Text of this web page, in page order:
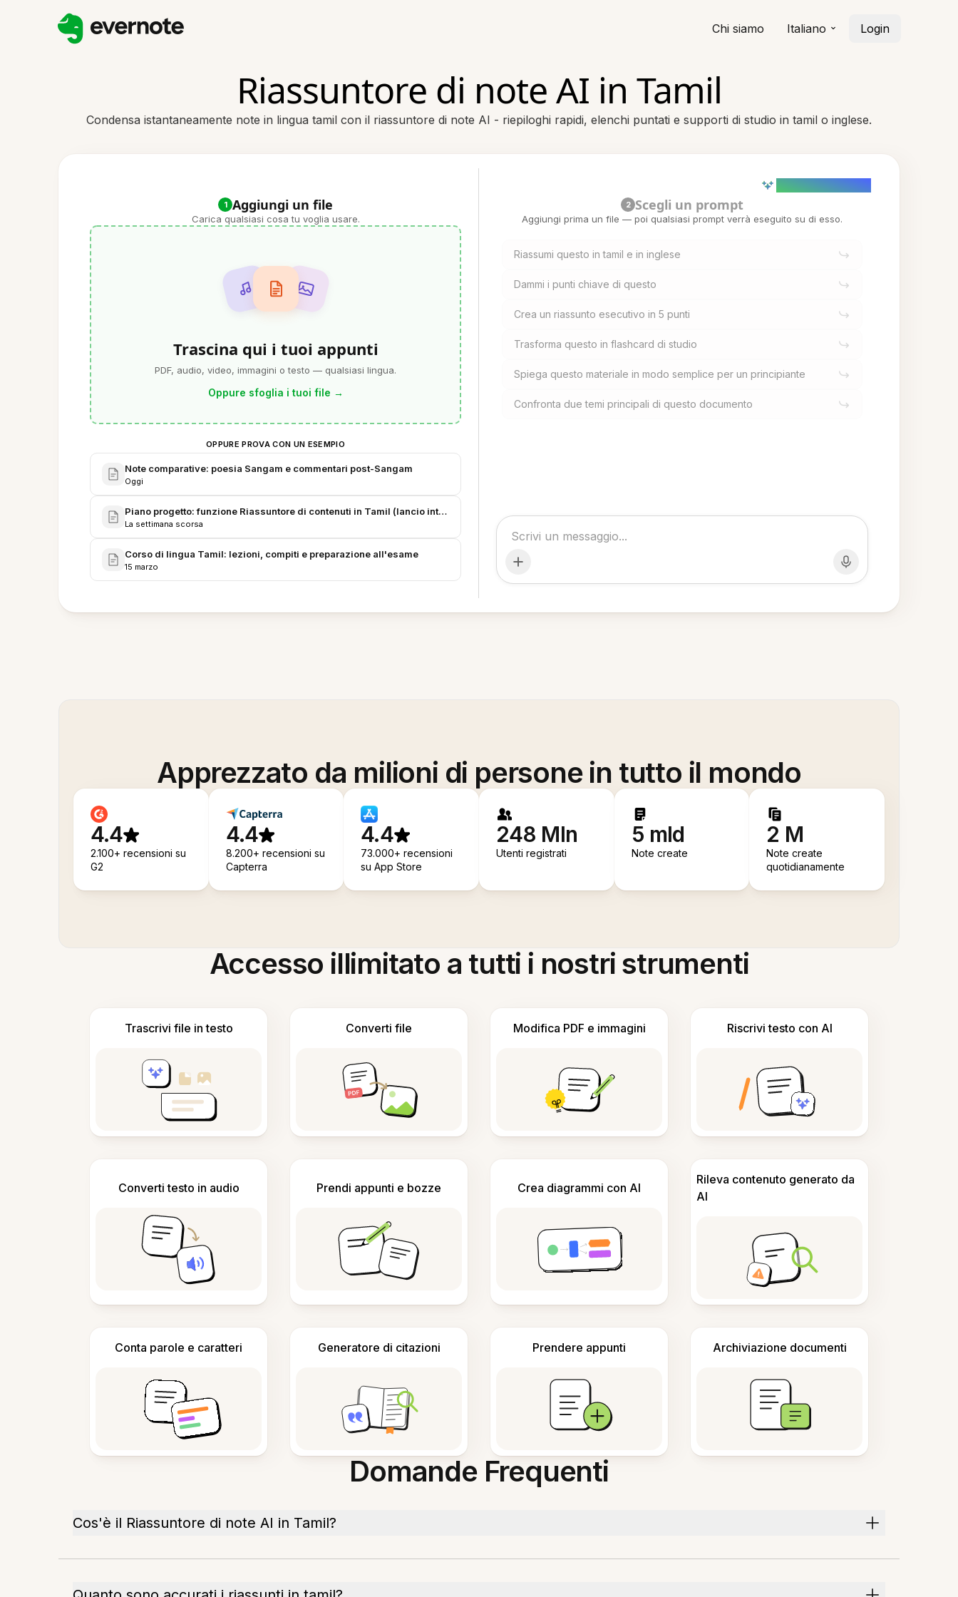
Chi siamo Italiano Login
Riassuntore di note AI in Tamil
Condensa istantaneamente note in lingua tamil con il riassuntore di note AI - riepiloghi rapidi, elenchi puntati e supporti di studio in tamil o inglese.
1 Aggiungi un file
Carica qualsiasi cosa tu voglia usare.
Trascina qui i tuoi appunti
PDF, audio, video, immagini o testo — qualsiasi lingua.
Oppure sfoglia i tuoi file →
OPPURE PROVA CON UN ESEMPIO
Note comparative: poesia Sangam e commentari post-Sangam
Oggi
Piano progetto: funzione Riassuntore di contenuti in Tamil (lancio interno)
La settimana scorsa
Corso di lingua Tamil: lezioni, compiti e preparazione all'esame
15 marzo
2 Scegli un prompt
Aggiungi prima un file — poi qualsiasi prompt verrà eseguito su di esso.
Riassumi questo in tamil e in inglese
Dammi i punti chiave di questo
Crea un riassunto esecutivo in 5 punti
Trasforma questo in flashcard di studio
Spiega questo materiale in modo semplice per un principiante
Confronta due temi principali di questo documento
Apprezzato da milioni di persone in tutto il mondo
4.4
2.100+ recensioni su
G2
4.4
8.200+ recensioni su
Capterra
4.4
73.000+ recensioni
su App Store
248 Mln
Utenti registrati
5 mld
Note create
2 M
Note create
quotidianamente
Accesso illimitato a tutti i nostri strumenti
Trascrivi file in testo Converti file Modifica PDF e immagini Riscrivi testo con AI
Converti testo in audio Prendi appunti e bozze Crea diagrammi con AI
Rileva contenuto generato da
AI
Conta parole e caratteri Generatore di citazioni Prendere appunti Archiviazione documenti
Domande Frequenti
Cos'è il Riassuntore di note AI in Tamil?